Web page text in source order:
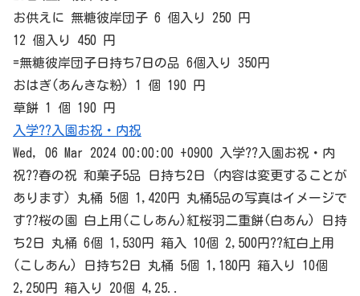
お供えに 無糖彼岸団子 6 個入り 250 円
12 個入り 450 円
=無糖彼岸団子日持ち7日の品 6個入り 350円
おはぎ(あんきな粉) 1 個 190 円
草餅 1 個 190 円
入学??入園お祝・内祝
Wed, 06 Mar 2024 00:00:00 +0900 入学??入園お祝・内
祝??春の祝 和菓子5品 日持ち2日 (内容は変更することが
あります) 丸桶 5個 1,420円 丸桶5品の写真はイメージで
す??桜の園 白上用(こしあん)紅桜羽二重餅(白あん) 日持
ち2日 丸桶 6個 1,530円 箱入 10個 2,500円??紅白上用
(こしあん) 日持ち2日 丸桶 5個 1,180円 箱入り 10個
2,250円 箱入り 20個 4,25..